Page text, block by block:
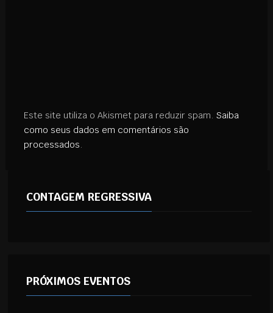
Este site utiliza o Akismet para reduzir spam. Saiba
como seus dados em comentários são
processados.
CONTAGEM REGRESSIVA
PRÓXIMOS EVENTOS